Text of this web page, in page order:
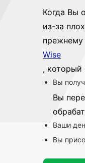
Когда Вы
из-за
прежнему
Wise
, который
Вы
Вы
Ваши
Вы